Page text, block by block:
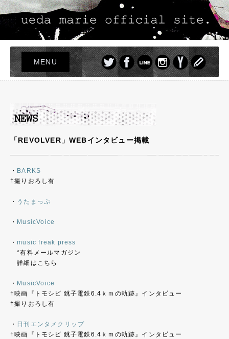
MENU
LIVE
NEWS
PROFILE
DISCOGRAPHY
PHOTO
GOODS
「REVOLVER」WEBインタビュー掲載
・ BARKS
†撮りおろし有
・ うたまっぷ
・ MusicVoice
・music freak press
*有料メールマガジン
詳細はこちら
・ MusicVoice
†映画『トモシビ 銚子電鉄6.4ｋｍの軌跡』インタビュー
†撮りおろし有
・ 日刊エンタメクリップ
†映画『トモシビ 銚子電鉄6.4ｋｍの軌跡』インタビュー